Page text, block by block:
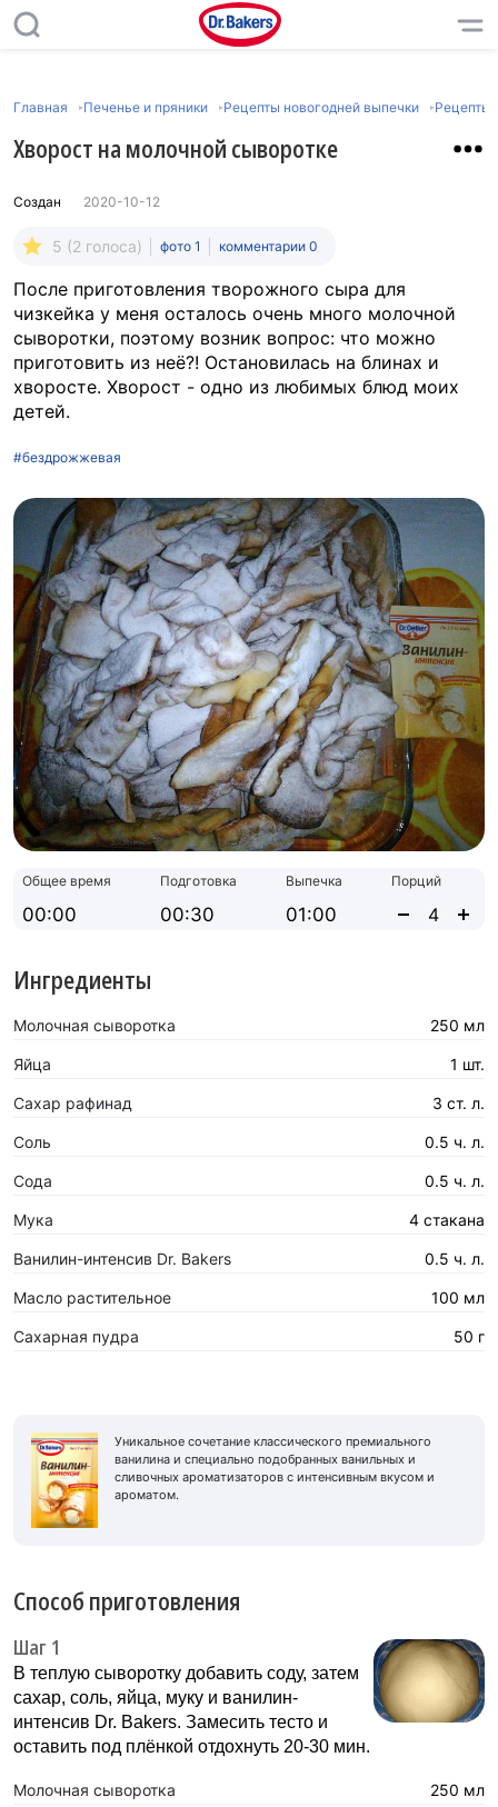
Главная Печенье и пряники Рецепты новогодней выпечки Рецепты
Хворост на молочной сыворотке
Создан 2020-10-12
5 (2 голоса) фото 1 комментарии 0
После приготовления творожного сыра для
чизкейка у меня осталось очень много молочной
сыворотки, поэтому возник вопрос: что можно
приготовить из неё?! Остановилась на блинах и
хворосте. Хворост - одно из любимых блюд моих
детей.
#бездрожжевая
Общее время
00:00
Подготовка
00:30
Выпечка
01:00
Порций
Ингредиенты
Молочная сыворотка 250 мл
Яйца 1 шт.
Сахар рафинад 3 ст. л.
Соль 0.5 ч. л.
Сода 0.5 ч. л.
Мука 4 стакана
Ванилин-интенсив Dr. Bakers 0.5 ч. л.
Масло растительное 100 мл
Сахарная пyдра 50 г
Уникальное сочетание классического премиального
ванилина и специально подобранных ванильных и
сливочных ароматизаторов с интенсивным вкусом и
ароматом.
Способ приготовления
Шаг 1
В теплую сыворотку добавить соду, затем
сахар, соль, яйца, муку и ванилин-
интенсив Dr. Bakers. Замесить тесто и
оставить под плёнкой отдохнуть 20-30 мин.
Молочная сыворотка 250 мл